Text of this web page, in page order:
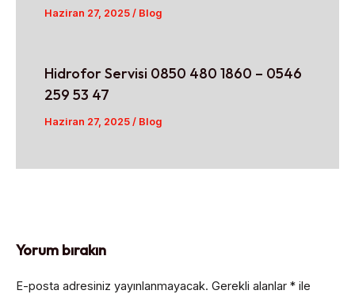
Haziran 27, 2025 / Blog
Hidrofor Servisi 0850 480 1860 – 0546
259 53 47
Haziran 27, 2025/ Blog
Yorum bırakın
E-posta adresiniz yayınlanmayacak. Gerekli alanlar * ile